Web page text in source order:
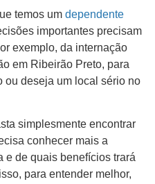
temos um dependente
importantes precisam
exemplo, da internação
em Ribeirão Preto, para
ou deseja um local sério no
simplesmente encontrar
conhecer mais a
e de quais benefícios trará
para entender melhor,